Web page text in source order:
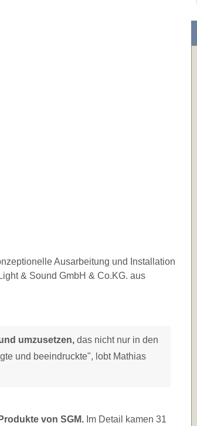
Ausarbeitung und Installation
& Sound GmbH & Co.KG. aus
umzusetzen, das nicht nur in den
und beeindruckte", lobt Mathias
von SGM. Im Detail kamen 31